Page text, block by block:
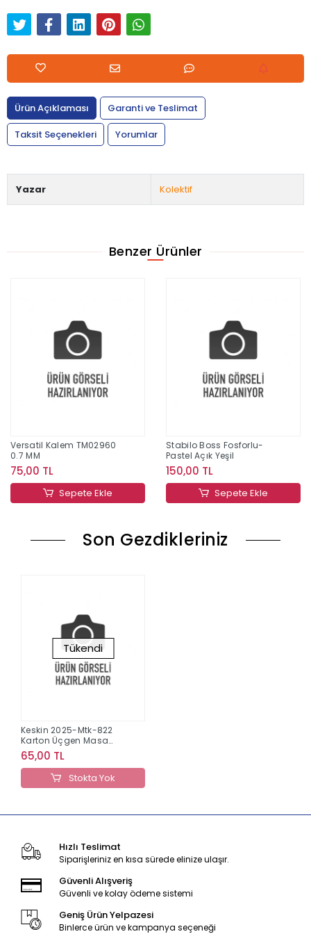
Ürün Açıklaması
Garanti ve Teslimat
Taksit Seçenekleri
Yorumlar
Yazar Kolektif
Benzer Ürünler
Versatil Kalem TM02960
0.7 MM
75,00 TL
Sepete Ekle
Stabilo Boss Fosforlu-
Pastel Açık Yeşil
150,00 TL
Sepete Ekle
Son Gezdikleriniz
Tükendi
Keskin 2025-Mtk-822
Karton Üçgen Masa
Takvim-Kuşlar
65,00 TL
Stokta Yok
Hızlı Teslimat
Siparişleriniz en kısa sürede elinize ulaşır.
Güvenli Alışveriş
Güvenli ve kolay ödeme sistemi
Geniş Ürün Yelpazesi
Binlerce ürün ve kampanya seçeneği